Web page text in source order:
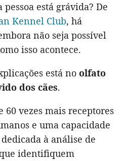
está grávida? De
Kennel Club, há
não seja possível
isso acontece.
está no olfato
dos cães.
60 vezes mais receptores
e uma capacidade
à análise de
identifiquem